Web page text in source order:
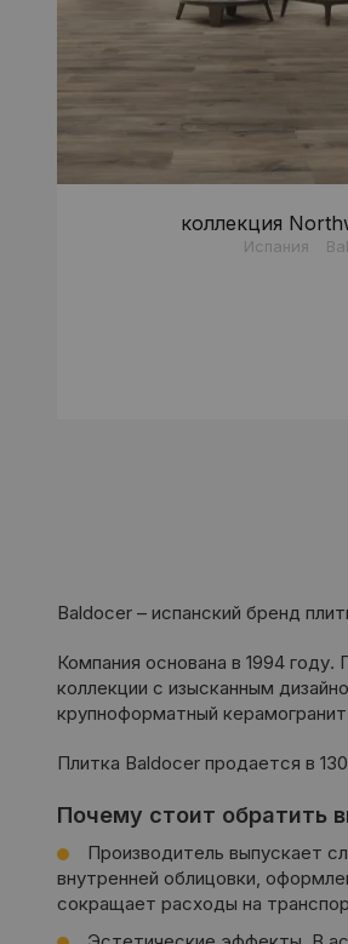
коллекция
Испания
Baldocer – испанский бренд
Компания основана в 1994
коллекции с изысканным
крупноформатный
Плитка Baldocer продается в
Почему стоит обратить
Производитель выпускает
внутренней облицовки,
сокращает расходы на